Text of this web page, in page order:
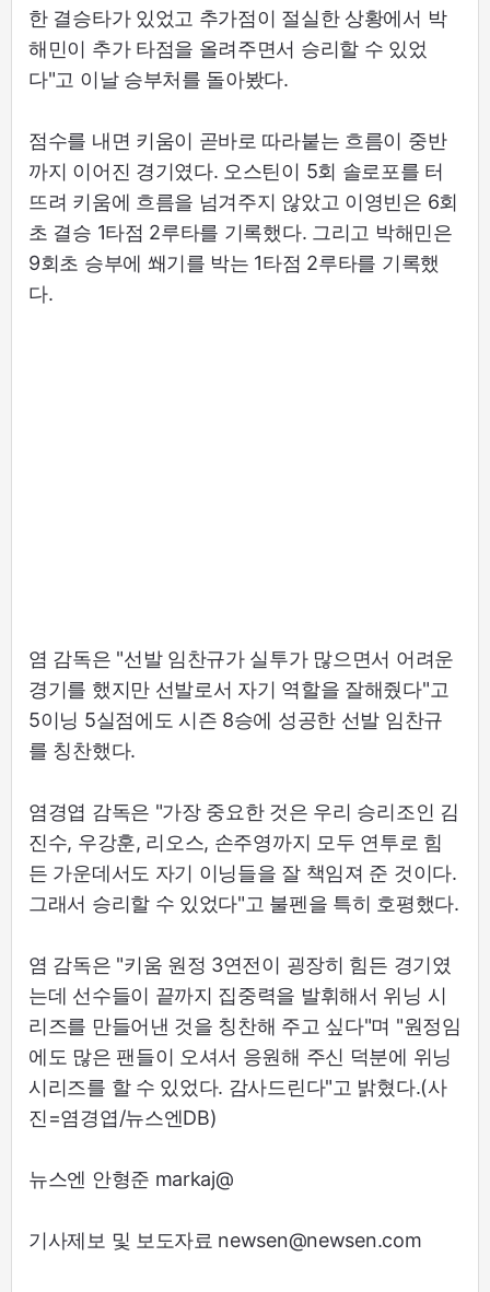
한 결승타가 있었고 추가점이 절실한 상황에서 박
해민이 추가 타점을 올려주면서 승리할 수 있었
다"고 이날 승부처를 돌아봤다.
점수를 내면 키움이 곧바로 따라붙는 흐름이 중반
까지 이어진 경기였다. 오스틴이 5회 솔로포를 터
뜨려 키움에 흐름을 넘겨주지 않았고 이영빈은 6회
초 결승 1타점 2루타를 기록했다. 그리고 박해민은
9회초 승부에 쐐기를 박는 1타점 2루타를 기록했
다.
염 감독은 "선발 임찬규가 실투가 많으면서 어려운
경기를 했지만 선발로서 자기 역할을 잘해줬다"고
5이닝 5실점에도 시즌 8승에 성공한 선발 임찬규
를 칭찬했다.
염경엽 감독은 "가장 중요한 것은 우리 승리조인 김
진수, 우강훈, 리오스, 손주영까지 모두 연투로 힘
든 가운데서도 자기 이닝들을 잘 책임져 준 것이다.
그래서 승리할 수 있었다"고 불펜을 특히 호평했다.
염 감독은 "키움 원정 3연전이 굉장히 힘든 경기였
는데 선수들이 끝까지 집중력을 발휘해서 위닝 시
리즈를 만들어낸 것을 칭찬해 주고 싶다"며 "원정임
에도 많은 팬들이 오셔서 응원해 주신 덕분에 위닝
시리즈를 할 수 있었다. 감사드린다"고 밝혔다.(사
진=염경엽/뉴스엔DB)
뉴스엔 안형준 markaj@
기사제보 및 보도자료 newsen@newsen.com